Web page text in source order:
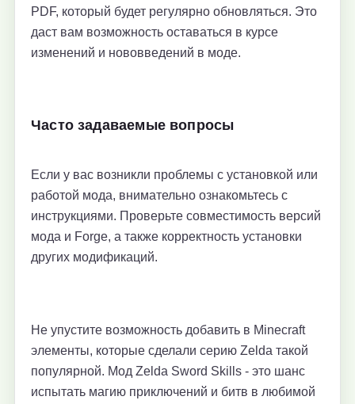
PDF, который будет регулярно обновляться. Это
даст вам возможность оставаться в курсе
изменений и нововведений в моде.
Часто задаваемые вопросы
Если у вас возникли проблемы с установкой или
работой мода, внимательно ознакомьтесь с
инструкциями. Проверьте совместимость версий
мода и Forge, а также корректность установки
других модификаций.
Не упустите возможность добавить в Minecraft
элементы, которые сделали серию Zelda такой
популярной. Мод Zelda Sword Skills - это шанс
испытать магию приключений и битв в любимой